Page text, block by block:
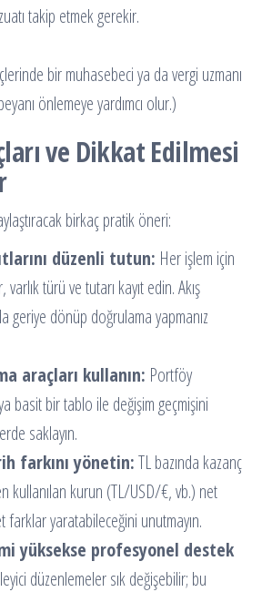
takip etmek gerekir.
bir muhasebeci ya da vergi uzmanı
önlemeye yardımcı olur.)
ve Dikkat Edilmesi
birkaç pratik öneri:
düzenli tutun: Her işlem için
türü ve tutarı kayıt edin. Akış
geriye dönüp doğrulama yapmanız
araçları kullanın: Portföy
basit bir tablo ile değişim geçmişini
saklayın.
farkını yönetin:TL bazında kazanç
kullanılan kurun (TL/USD/€, vb.) net
yaratabileceğini unutmayın.
yüksekse profesyonel destek
düzenlemeler sık değişebilir; bu